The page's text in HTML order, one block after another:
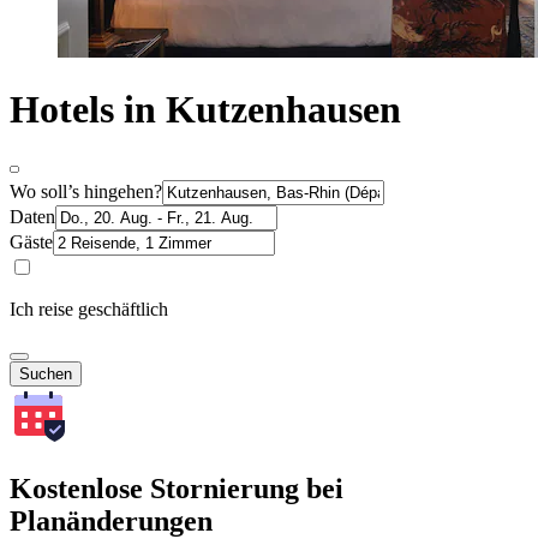
Hotels in Kutzenhausen
Wo soll’s hingehen?
Daten
Gäste
Ich reise geschäftlich
Suchen
Kostenlose Stornierung bei
Planänderungen